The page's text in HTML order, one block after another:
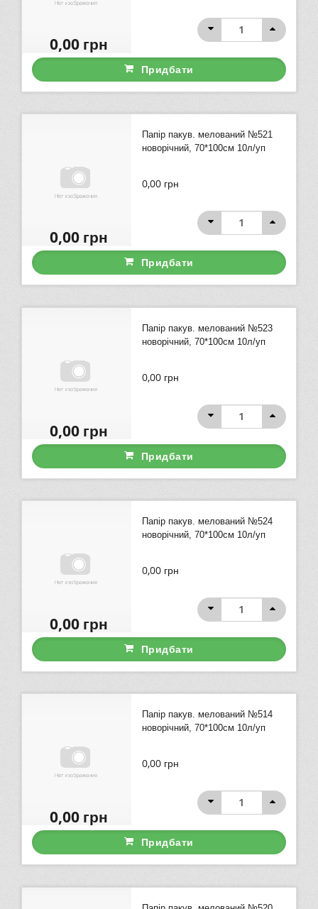
0,00грн
Придбати
Папір пакув. мелований №521
новорічний, 70*100см 10л/уп
0,00 грн
0,00грн
Придбати
Папір пакув. мелований №523
новорічний, 70*100см 10л/уп
0,00 грн
0,00грн
Придбати
Папір пакув. мелований №524
новорічний, 70*100см 10л/уп
0,00 грн
0,00грн
Придбати
Папір пакув. мелований №514
новорічний, 70*100см 10л/уп
0,00 грн
0,00грн
Придбати